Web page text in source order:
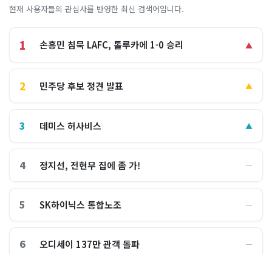
현재 사용자들의 관심사를 반영한 최신 검색어입니다.
1 손흥민 침묵 LAFC, 톨루카에 1-0 승리 ▲
2 민주당 후보 정견 발표 ▲
3 데미스 허사비스 ▲
4 정지선, 전현무 집에 좀 가! ―
5 SK하이닉스 통합노조 ―
6 오디세이 137만 관객 돌파 ―